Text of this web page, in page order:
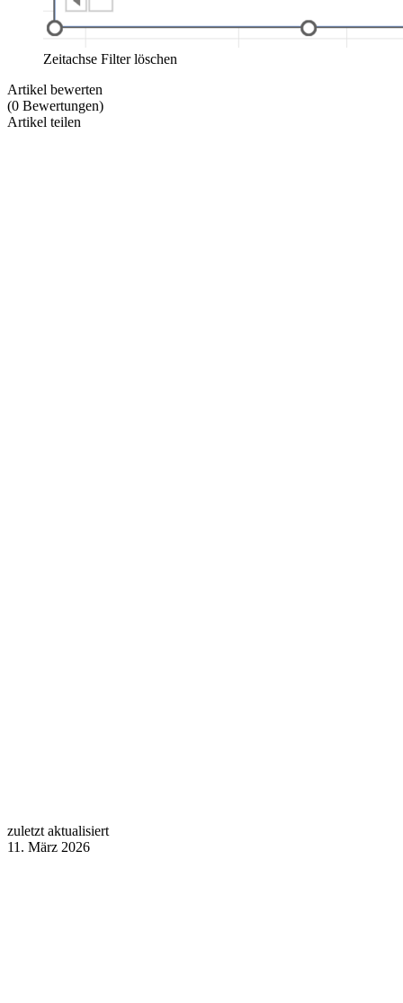
Zeitachse Filter löschen
Artikel bewerten
(0 Bewertungen)
Artikel teilen
zuletzt aktualisiert
11. März 2026